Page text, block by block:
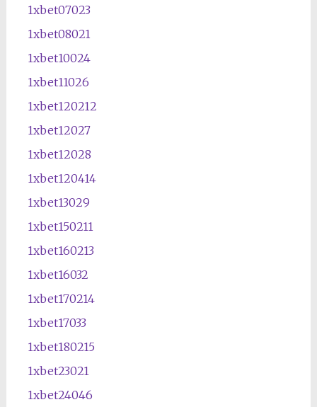
1xbet07023
1xbet08021
1xbet10024
1xbet11026
1xbet120212
1xbet12027
1xbet12028
1xbet120414
1xbet13029
1xbet150211
1xbet160213
1xbet16032
1xbet170214
1xbet17033
1xbet180215
1xbet23021
1xbet24046